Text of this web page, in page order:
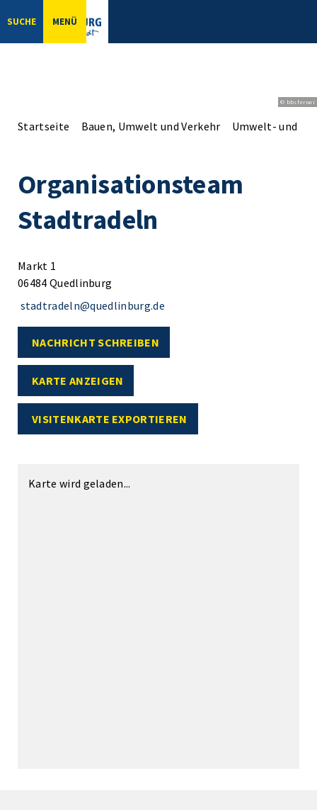
SUCHE MENÜ
© bbsferrari
Startseite Bauen, Umwelt und Verkehr Umwelt- und
Organisationsteam
Stadtradeln
Markt 1
06484 Quedlinburg
stadtradeln@quedlinburg.de
NACHRICHT SCHREIBEN
KARTE ANZEIGEN
VISITENKARTE EXPORTIEREN
Karte wird geladen...